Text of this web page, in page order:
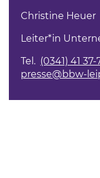
Christine Heuer
Leiter*in
Tel. (0341) 41 37-
presse@bbw-